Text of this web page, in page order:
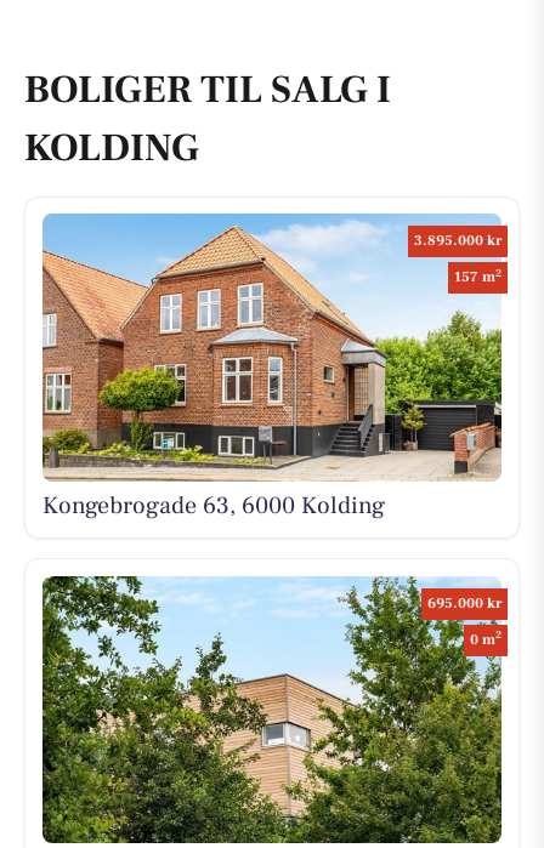
BOLIGER TIL SALG I
KOLDING
3.895.000 kr
157 m2
Kongebrogade 63, 6000 Kolding
695.000 kr
0 m2